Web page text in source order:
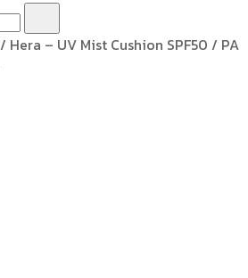
/ Hera – UV Mist Cushion SPF50 / PA